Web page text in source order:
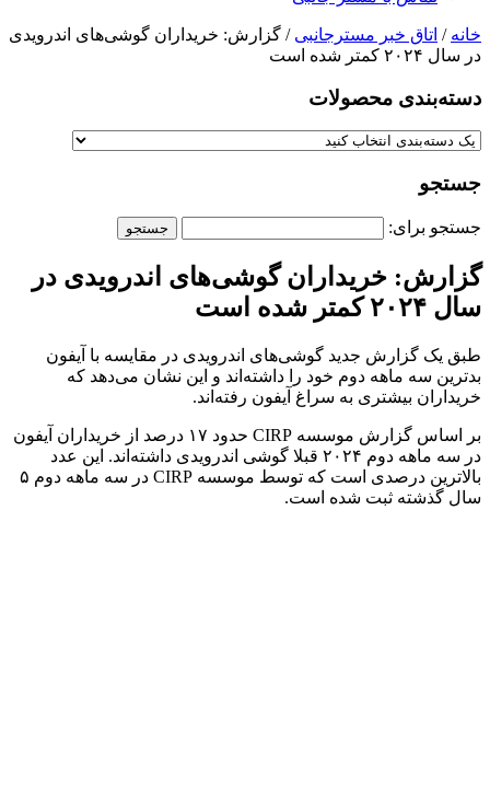
خانه / اتاق خبر مسترجانبی / گزارش: خریداران گوشی‌های اندرویدی
در سال ۲۰۲۴ کمتر شده است
دسته‌بندی‌ محصولات
جستجو
جستجو برای:
گزارش: خریداران گوشی‌های اندرویدی در
سال ۲۰۲۴ کمتر شده است
طبق یک گزارش جدید گوشی‌های اندرویدی در مقایسه با آیفون
بدترین سه ماهه دوم خود را داشته‌اند و این نشان می‌دهد که
خریداران بیشتری به سراغ آیفون رفته‌اند.
بر اساس گزارش موسسه CIRP حدود ۱۷ درصد از خریداران آیفون
در سه ماهه دوم ۲۰۲۴ قبلا گوشی اندرویدی داشته‌اند. این عدد
بالاترین درصدی است که توسط موسسه CIRP در سه ماهه دوم ۵
سال گذشته ثبت شده است.